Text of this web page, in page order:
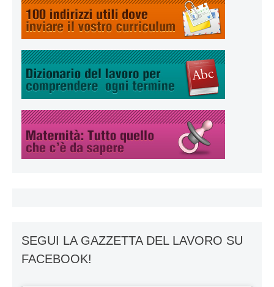
SEGUI LA GAZZETTA DEL LAVORO SU
FACEBOOK!